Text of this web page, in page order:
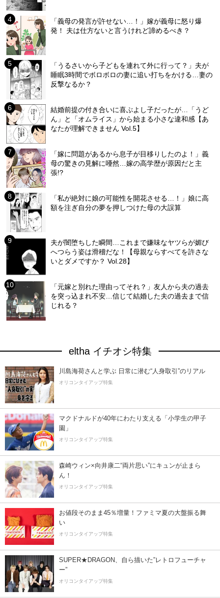
「義母の発言が許せない…！」嫁が義母に怒り爆
発！ 夫は仕方ないと言うけれど諦めるべき？
「うるさいから子どもを連れて外に行って？」夫が
睡眠3時間でボロボロの妻に追い打ちをかける…妻の
反撃なるか？
結婚前提の付き合いに喜ぶよし子だったが…「うど
ん」と「オムライス」から始まる小さな違和感【あ
なたが理解できません Vol.5】
「嫁に問題があるから息子が目移りしたのよ！」義
母の驚きの見解に唖然…嫁の高学歴が原因だと主
張!?
「私が絶対に娘の可能性を開花させる…！」娘に高
額を注ぎ自分の夢を押しつけた母の大誤算
夫が闇堕ちした瞬間…これまで嫌味なヤツらが媚び
へつらう姿は滑稽だな！【母親ならすべてを許さな
いとダメですか？ Vol.28】
「元嫁と別れた理由ってそれ？」友人から夫の過去
を突っ込まれ不安…信じて結婚した夫の過去まで信
じれる？
eltha イチオシ特集
川島海荷さんと学ぶ 日常に潜む“人身取引”のリアル
オリコンタイアップ特集
マクドナルドが40年にわたり支える「小学生の甲子
園」
オリコンタイアップ特集
森崎ウィン×向井康二“両片思い”にキュンが止まら
ん！
オリコンタイアップ特集
お値段そのまま45％増量！ファミマ夏の大盤振る舞
い
オリコンタイアップ特集
SUPER★DRAGON、自ら描いた”レトロフューチャ
ー”
オリコンタイアップ特集